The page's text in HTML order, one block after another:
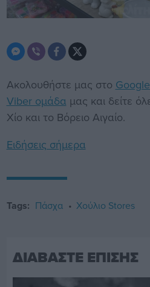
Ακολουθήστε μας στο
Viber ομάδα μας και δείτε
Χίο και το Βόρειο Αιγαίο.
Ειδήσεις σήμερα
Tags: Πάσχα Χούλιο Stores
ΔΙΑΒΑΣΤΕ ΕΠΙΣΗΣ